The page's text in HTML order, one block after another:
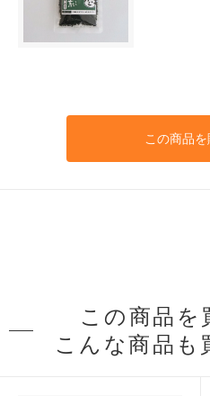
この商品
この商品を
こんな商品も